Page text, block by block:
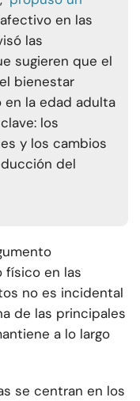
en las
las
sugieren que el
bienestar
en la edad adulta
los
y los cambios
del
en las
no es incidental
de las principales
a lo largo
se centran en los